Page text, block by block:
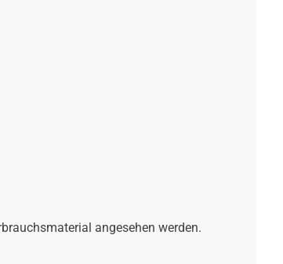
angesehen werden.